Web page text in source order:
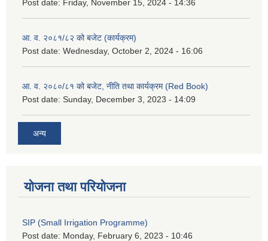
Post date: Friday, November 15, 2024 - 14:36
आ. व. २०८१/८२ को बजेट (कार्यक्रम)
Post date: Wednesday, October 2, 2024 - 16:06
आ. व. २०८०/८१ को बजेट, नीति तथा कार्यक्रम (Red Book)
Post date: Sunday, December 3, 2023 - 14:09
अन्य
योजना तथा परियोजना
SIP (Small Irrigation Programme)
Post date: Monday, February 6, 2023 - 10:46